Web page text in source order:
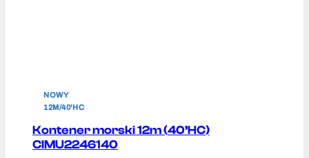
NOWY
12M/40'HC
Kontener morski 12m (40’HC)
CIMU2246140